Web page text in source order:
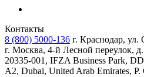
Контакты
8 (800) 5000-136 г. Краснодар,
г. Москва, 4-й Лесной переулок,
20335-001, IFZA Business Park,
A2, Dubai, United Arab Emirates, P.